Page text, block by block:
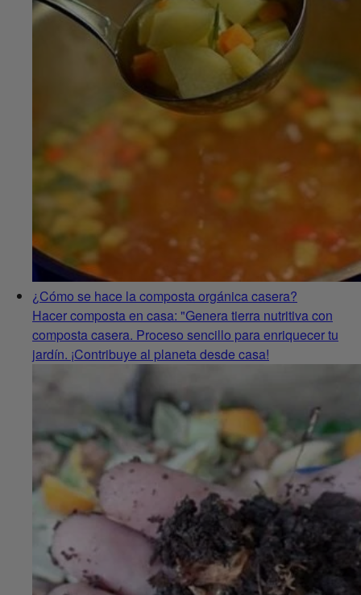
¿Cómo se hace la composta orgánica casera?
Hacer composta en casa: "Genera tierra nutritiva con
composta casera. Proceso sencillo para enriquecer tu
jardín. ¡Contribuye al planeta desde casa!